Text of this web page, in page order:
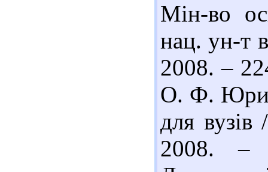
Мін-во
нац. ун-т
2008. –
О. Ф.
для
2008. –